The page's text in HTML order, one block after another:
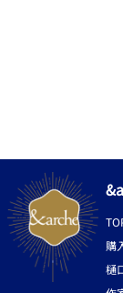
購
樋